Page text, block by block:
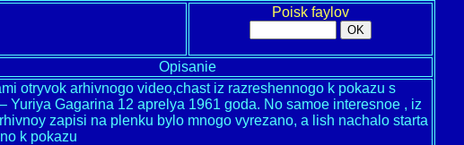
Poisk faylov
Opisanie
otryvok arhivnogo video,chast iz razreshennogo k pokazu s
Yuriya Gagarina 12 aprelya 1961 goda. No samoe interesnoe , iz
zapisi na plenku bylo mnogo vyrezano, a lish nachalo starta
k pokazu